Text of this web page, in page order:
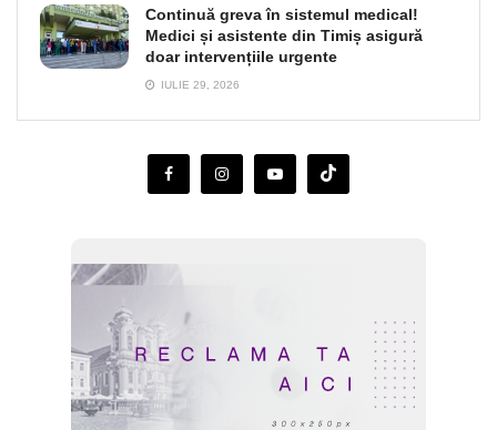
Continuă greva în sistemul medical!
Medici și asistente din Timiș asigură
doar intervențiile urgente
IULIE 29, 2026